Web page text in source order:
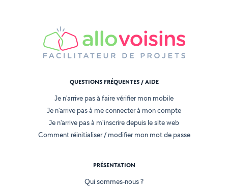
QUESTIONS FRÉQUENTES / AIDE
Je n'arrive pas à faire vérifier mon mobile
Je n'arrive pas à me connecter à mon compte
Je n'arrive pas à m'inscrire depuis le site web
Comment réinitialiser / modifier mon mot de passe
PRÉSENTATION
Qui sommes-nous ?